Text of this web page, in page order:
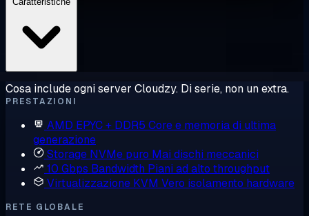
Cosa include ogni server Cloudzy. Di serie, non un extra.
PRESTAZIONI
AMD EPYC + DDR5 Core e memoria di ultima
generazione
Storage NVMe puro Mai dischi meccanici
10 Gbps Bandwidth Piani ad alto throughput
Virtualizzazione KVM Vero isolamento hardware
RETE GLOBALE